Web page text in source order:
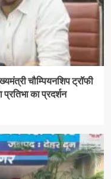
चौम्पियनशिप ट्रॉफी
का प्रदर्शन